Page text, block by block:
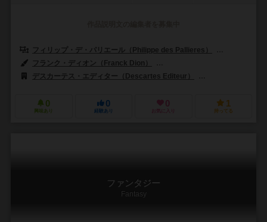
フィリップ・デ・パリエール（Philippe des Pallieres）
フランク・ディオン（Franck Dion）
デスカーテス・エディター（Descartes Editeur）
0
興味あり
0
経験あり
0
お気に入り
1
持ってる
ファンタジー
Fantasy